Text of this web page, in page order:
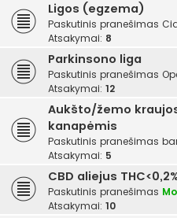
Ligos (egzema)
Paskutinis pranešimas
Atsakymai: 8
Parkinsono liga
Paskutinis pranešimas
Atsakymai: 12
Aukšto/žemo
kanapėmis
Paskutinis pranešimas
Atsakymai: 5
CBD aliejus
Paskutinis pranešimas
Atsakymai: 10